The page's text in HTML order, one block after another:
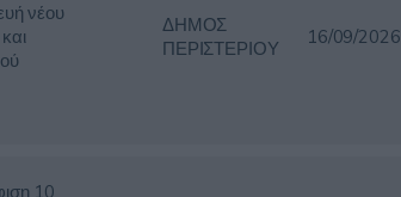
νέου
ΔΗΜΟΣ
ΠΕΡΙΣΤΕΡΙΟΥ
16/09/2026
10